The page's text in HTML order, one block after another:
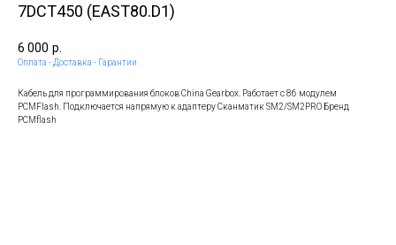
7DCT450 (EAST80.D1)
6 000 р.
Оплата - Доставка - Гарантии
Кабель для программирования блоков China Gearbox. Работает с 86 модулем
PCMFlash. Подключается напрямую к адаптеру Сканматик SM2/SM2PRO Бренд
PCMflash